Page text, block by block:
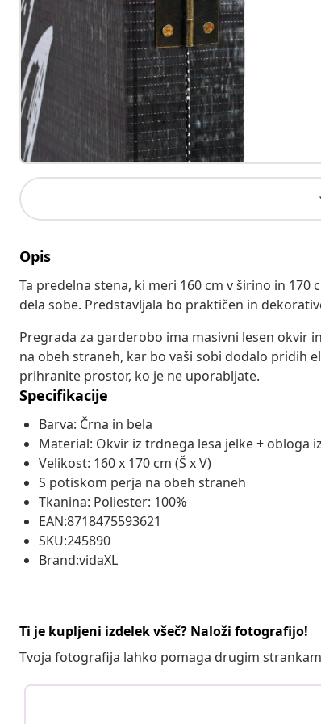
Opis
Ta predelna stena, ki meri 160 cm v širino in 170
dela sobe. Predstavljala bo praktičen in
Pregrada za garderobo ima masivni lesen okvir
na obeh straneh, kar bo vaši sobi dodalo pridih
prihranite prostor, ko je ne uporabljate.
Specifikacije
Barva: Črna in bela
Material: Okvir iz trdnega lesa jelke + obloga
Velikost: 160 x 170 cm (Š x V)
S potiskom perja na obeh straneh
Tkanina: Poliester: 100%
EAN:8718475593621
SKU:245890
Brand:vidaXL
Ti je kupljeni izdelek všeč? Naloži fotografijo!
Tvoja fotografija lahko pomaga drugim